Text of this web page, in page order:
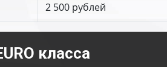
2 500 рублей
класса